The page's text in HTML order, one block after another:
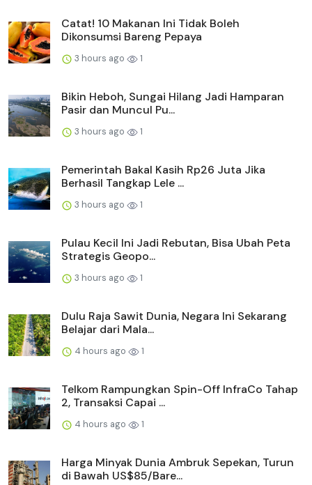
Catat! 10 Makanan Ini Tidak Boleh
Dikonsumsi Bareng Pepaya
3 hours ago 1
Bikin Heboh, Sungai Hilang Jadi Hamparan
Pasir dan Muncul Pu...
3 hours ago 1
Pemerintah Bakal Kasih Rp26 Juta Jika
Berhasil Tangkap Lele ...
3 hours ago 1
Pulau Kecil Ini Jadi Rebutan, Bisa Ubah Peta
Strategis Geopo...
3 hours ago 1
Dulu Raja Sawit Dunia, Negara Ini Sekarang
Belajar dari Mala...
4 hours ago 1
Telkom Rampungkan Spin-Off InfraCo Tahap
2, Transaksi Capai ...
4 hours ago 1
Harga Minyak Dunia Ambruk Sepekan, Turun
di Bawah US$85/Bare...